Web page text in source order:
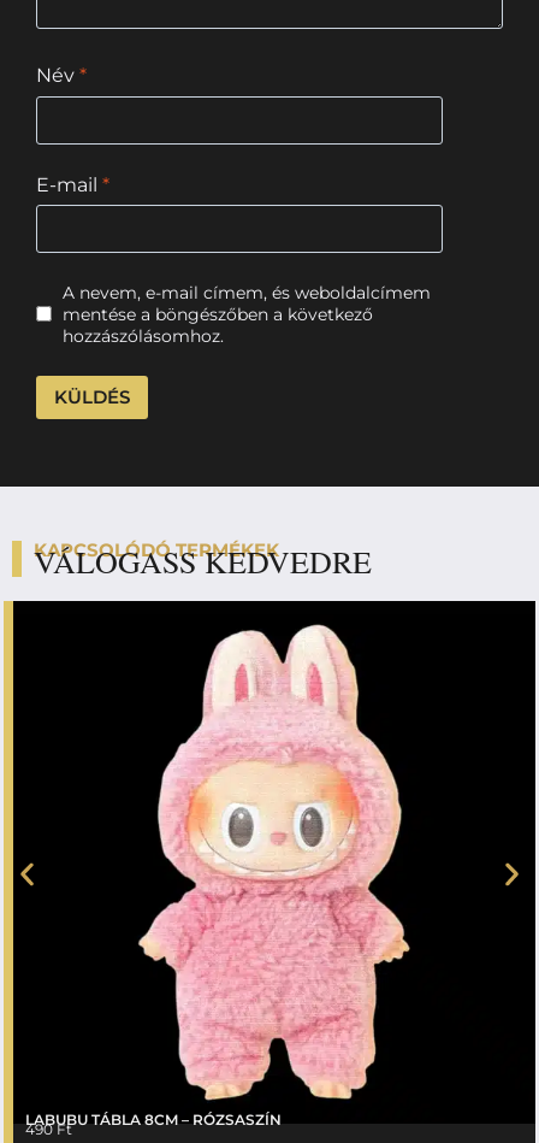
Név *
E-mail *
A nevem, e-mail címem, és weboldalcímem
mentése a böngészőben a következő
hozzászólásomhoz.
KAPCSOLÓDÓ TERMÉKEK
VÁLOGASS KEDVEDRE
LABUBU TÁBLA 8CM – RÓZSASZÍN
490Ft